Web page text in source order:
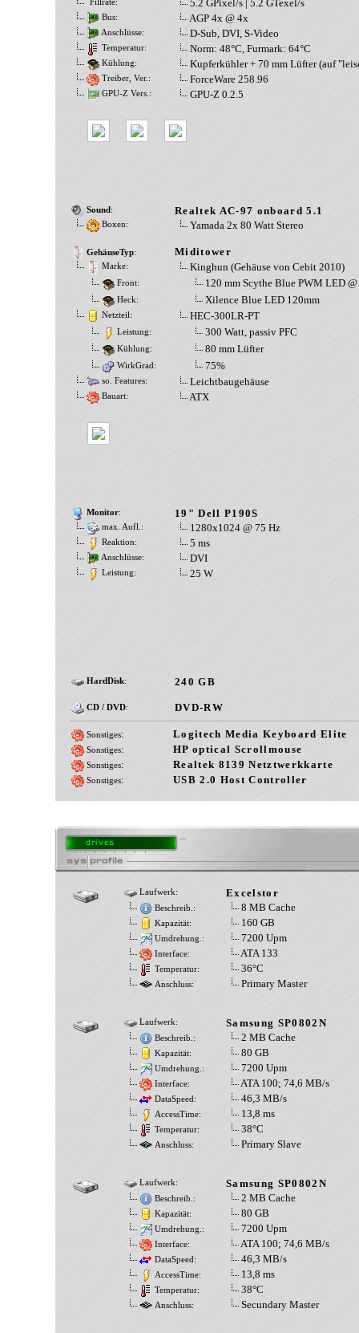
Fillrate: 5.2 GPixel/s | 5.2 GTexel/s
Bus: AGP 4x @ 4x
Anschlüsse: D-Sub, DVI, S-Video
Temperatur: Norm: 48°C, Furmark: 64°C
Kühlung: Kupferkühler + 70 mm Lüfter (auf
Treiber, Ver.: ForceWare 258.96
GPU-Z Vers.: GPU-Z 0.2.5
Sound: Realtek AC-97 onboard 5.1
Boxen: Yamada 2x 80 Watt Stereo
GehäuseTyp: Miditower
Marke: Kinghun (Gehäuse von Cebit 2010)
Front: 120 mm Scythe Blue PWM LED
Heck: Xilence Blue LED 120mm
Netzteil: HEC-300LR-PT
Leistung: 300 Watt, passiv PFC
Kühlung: 80 mm Lüfter
WirkGrad: 75%
so. Features: Leichtbaugehäuse
Bauart: ATX
Monitor: 19" Dell P190S
max. Aufl.: 1280x1024 @ 75 Hz
Reaktion: 5 ms
Anschlüsse: DVI
Leistung: 25 W
HardDisk: 240 GB
CD / DVD: DVD-RW
Sonstiges: Logitech Media Keyboard Elite
Sonstiges: HP optical Scrollmouse
Sonstiges: Realtek 8139 Netztwerkkarte
Sonstiges: USB 2.0 Host Controller
Laufwerk: Excelstor
Beschreib.: 8 MB Cache
Kapazität: 160 GB
Umdrehung.: 7200 Upm
Interface: ATA 133
Temperatur: 36°C
Anschluss: Primary Master
Laufwerk: Samsung SP0802N
Beschreib.: 2 MB Cache
Kapazität: 80 GB
Umdrehung.: 7200 Upm
Interface: ATA 100; 74,6 MB/s
DataSpeed: 46,3 MB/s
AccessTime: 13,8 ms
Temperatur: 38°C
Anschluss: Primary Slave
Laufwerk: Samsung SP0802N
Beschreib.: 2 MB Cache
Kapazität: 80 GB
Umdrehung.: 7200 Upm
Interface: ATA 100; 74,6 MB/s
DataSpeed: 46,3 MB/s
AccessTime: 13,8 ms
Temperatur: 38°C
Anschluss: Secundary Master